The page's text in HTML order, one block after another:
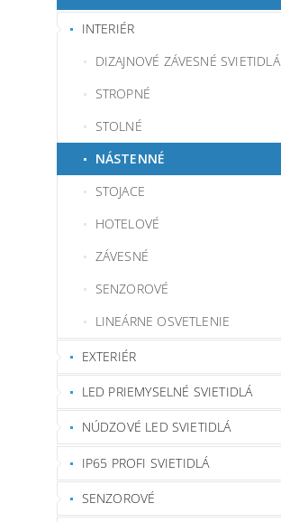
INTERIÉR
DIZAJNOVÉ ZÁVESNÉ SVIETIDLÁ
STROPNÉ
STOLNÉ
NÁSTENNÉ
STOJACE
HOTELOVÉ
ZÁVESNÉ
SENZOROVÉ
LINEÁRNE OSVETLENIE
EXTERIÉR
LED PRIEMYSELNÉ SVIETIDLÁ
NÚDZOVÉ LED SVIETIDLÁ
IP65 PROFI SVIETIDLÁ
SENZOROVÉ